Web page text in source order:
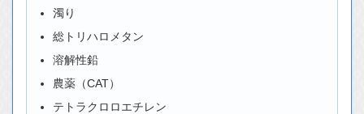
濁り
総トリハロメタン
溶解性鉛
農薬（CAT）
テトラクロロエチレン